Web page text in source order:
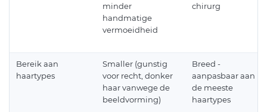
minder
handmatige
vermoeidheid
chirurg
Bereik aan
haartypes
Smaller (gunstig
voor recht, donker
haar vanwege de
beeldvorming)
Breed -
aanpasbaar aan
de meeste
haartypes